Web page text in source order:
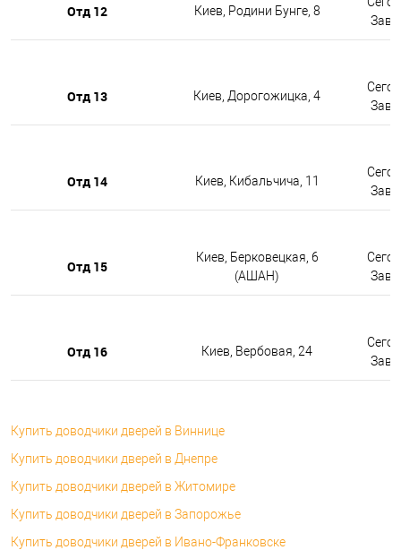
Отд 12 Киев, Родини Бунге, 8
Отд 13 Киев, Дорогожицка, 4
Отд 14 Киев, Кибальчича, 11
Отд 15
Киев, Берковецкая, 6
(АШАН)
Отд 16 Киев, Вербовая, 24
Купить доводчики дверей в Виннице
Купить доводчики дверей в Днепре
Купить доводчики дверей в Житомире
Купить доводчики дверей в Запорожье
Купить доводчики дверей в Ивано-Франковске